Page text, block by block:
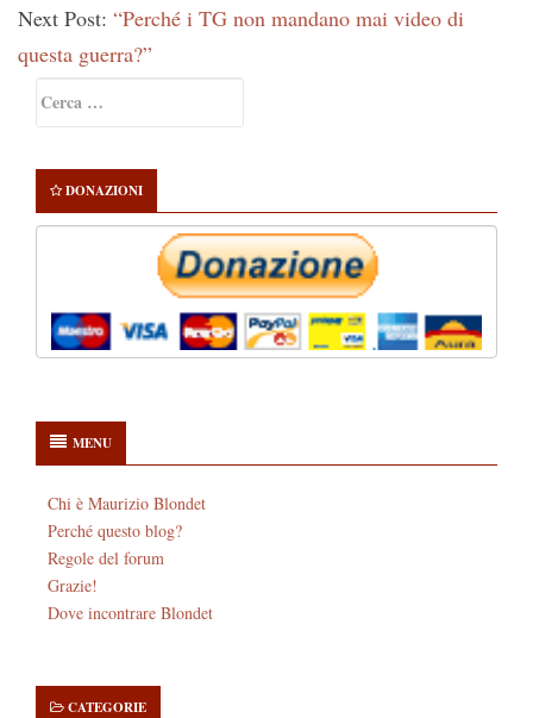
Next Post: “Perché i TG non mandano mai video di
questa guerra?”
Sidebar
DONAZIONI
MENU
Chi è Maurizio Blondet
Perché questo blog?
Regole del forum
Grazie!
Dove incontrare Blondet
CATEGORIE